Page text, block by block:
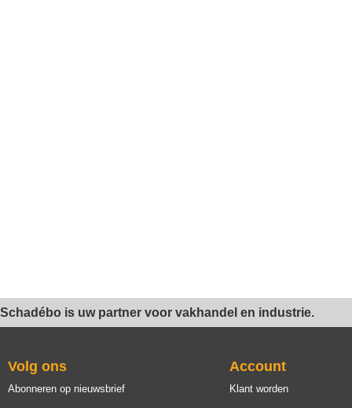
Schadébo is uw partner voor vakhandel en industrie.
Volg ons
Abonneren op nieuwsbrief
Account
Klant worden